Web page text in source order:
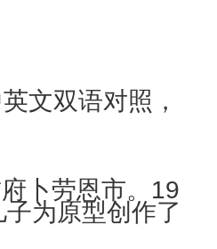
文双语对照，
卜劳恩市。19
为原型创作了